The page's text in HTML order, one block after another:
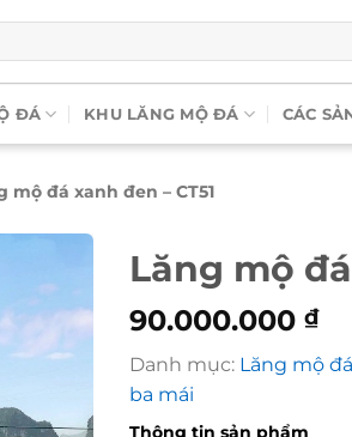
ĐÁ KHU LĂNG MỘ ĐÁ CÁC
mộ đá xanh đen – CT51
Lăng mộ
90.000.000 ₫
Danh mục: Lăng mộ đá
ba mái
Thông tin sản phẩm